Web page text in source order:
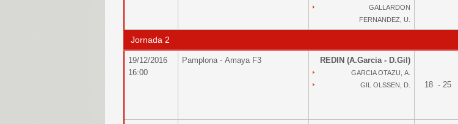
GALLARDON
FERNANDEZ, U.
Jornada 2
19/12/2016
16:00
Pamplona - Amaya F3 REDIN (A.Garcia - D.Gil)
GARCIA OTAZU, A.
GIL OLSSEN, D.
18 - 25